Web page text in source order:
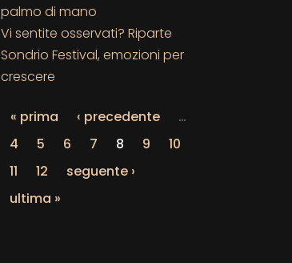
palmo di mano
Vi sentite osservati? Riparte
Sondrio Festival, emozioni per
crescere
« prima ‹ precedente
…
4
5 6 7 8 9
10
11
12
seguente ›
ultima »